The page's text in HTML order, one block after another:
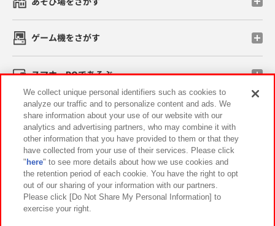
ゲーム機をさがす
スマホ・PCであそぶ
イベント・キャンペーン
関連会社 サステナビリティ サイトポリシー
プライバシーポリシー ウェブアクセシビリティ方針と検証結果
お取引先さまとともに
We collect unique personal identifiers such as cookies to
analyze our traffic and to personalize content and ads. We
share information about your use of our website with our
analytics and advertising partners, who may combine it with
other information that you have provided to them or that they
have collected from your use of their services. Please click
" here" to see more details about how we use cookies and
the retention period of each cookie. You have the right to opt
out of our sharing of your information with our partners.
Please click [Do Not Share My Personal Information] to
exercise your right.